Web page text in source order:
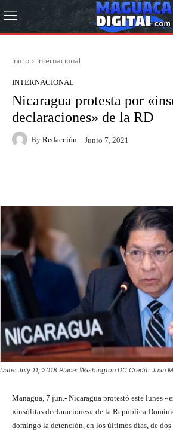
Inicio Internacional
INTERNACIONAL
Nicaragua protesta por
declaraciones» de la RD
By Redacción Junio 7, 2021
Date: July 11, 2018 Place: Washington DC Credit: Juan
Managua, 7 jun.- Nicaragua protestó este lunes
«insólitas declaraciones» de la República
domingo la detención, en los últimos días, de dos